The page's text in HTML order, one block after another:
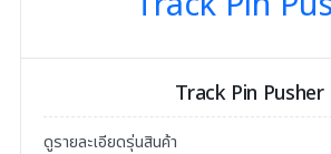
Track Pin Pusher
ดูรายละเอียดรุ่นสินค้า